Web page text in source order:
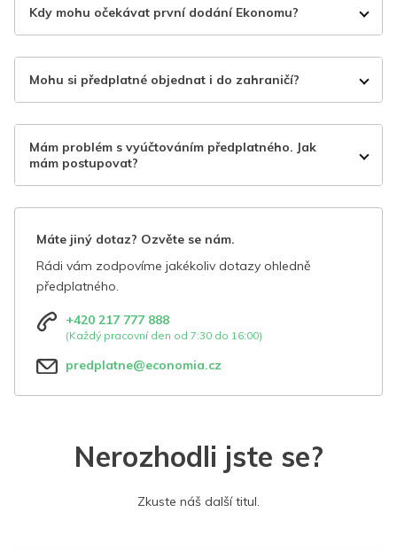
Kdy mohu očekávat první dodání Ekonomu?
Mohu si předplatné objednat i do zahraničí?
Mám problém s vyúčtováním předplatného. Jak
mám postupovat?
Máte jiný dotaz? Ozvěte se nám.
Rádi vám zodpovíme jakékoliv dotazy ohledně
předplatného.
+420 217 777 888
(Každý pracovní den od 7:30 do 16:00)
predplatne@economia.cz
Nerozhodli jste se?
Zkuste náš další titul.